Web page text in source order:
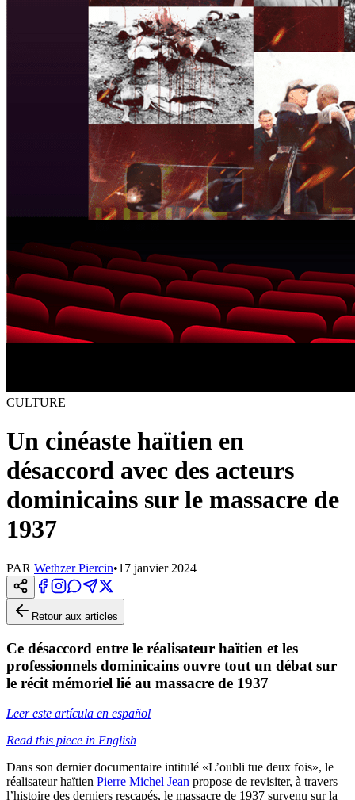
CULTURE
Un cinéaste haïtien en
désaccord avec des acteurs
dominicains sur le massacre de
1937
PAR Wethzer Piercin•17 janvier 2024
Retour aux articles
Ce désaccord entre le réalisateur haïtien et les
professionnels dominicains ouvre tout un débat sur
le récit mémoriel lié au massacre de 1937
Leer este artícula en español
Read this piece in English
Dans son dernier documentaire intitulé «L’oubli tue deux fois», le
réalisateur haïtien Pierre Michel Jean propose de revisiter, à travers
l’histoire des derniers rescapés, le massacre de 1937 survenu sur la